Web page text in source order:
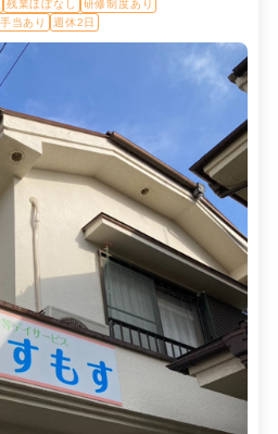
残業ほぼなし
研修制度あり
当あり 週休2日